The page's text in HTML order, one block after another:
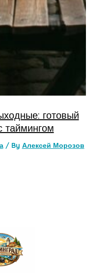
готовый
таймингом
/ By Алексей Морозов